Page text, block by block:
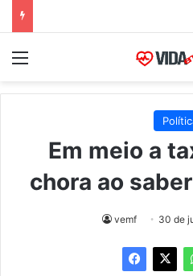
Menu
Em meio a
chora ao
vemf 30 de